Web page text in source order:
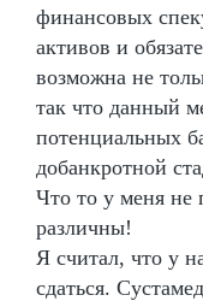
финансовых
активов и
возможна не
так что данный
потенциальных
добанкротной
Что то у меня не
различны!
Я считал, что у
сдаться.